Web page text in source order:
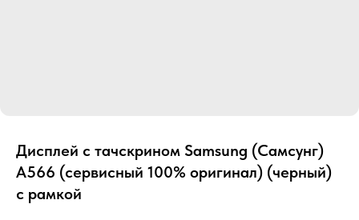
Дисплей с тачскрином Samsung (Самсунг)
A566 (сервисный 100% оригинал) (черный)
с рамкой